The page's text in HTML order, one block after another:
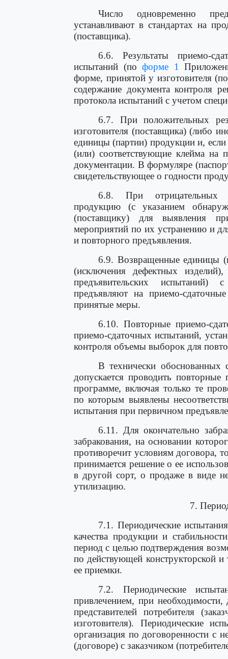
Число одновременно
устанавливают в стандартах на
(поставщика).
6.6. Результаты приемо-
испытаний (поформе 1
форме, принятой у изготовителя
содержание документа контроля
протокола испытаний с учетом
6.7. При положительных
изготовителя (поставщика) (либо
единицы (партии) продукции и, если
(или) соответствующие клейма на
документации. В формуляре
свидетельствующее о годности
6.8. При отрицательных
продукцию (с указанием
(поставщику) для выявления
мероприятий по их устранению и
и повторного предъявления.
6.9. Возвращенные единицы
(исключения дефектных
предъявительских испытаний)
предъявляют на приемо-
принятые меры.
6.10. Повторные приемо-
приемо-сдаточных испытаний,
контроля объемы выборок для
В технически обоснованных
допускается проводить
программе, включая только те
по которым выявлены
испытания при первичном
6.11. Для окончательно
забракования, на основании
противоречит условиям договора,
принимается решение о ее
в другой сорт, о продаже в виде
утилизацию.
7.
7.1. Периодические
качества продукции и
период с целью подтверждения
по действующей конструкторской
ее приемки.
7.2. Периодические
привлечением, при
представителей потребителя
изготовителя). Периодические
организация по договоренности с
(договоре) с заказчиком